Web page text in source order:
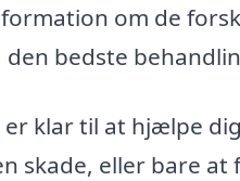
om de
bedste
er klar til at hjælpe
skade, eller bare